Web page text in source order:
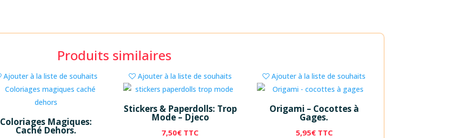
Produits similaires
Ajouter à la liste de souhaits
Coloriages Magiques:
Caché Dehors.
Ajouter à la liste de souhaits
Stickers & Paperdolls: Trop
Mode – Djeco
7,50€ TTC
Ajouter à la liste de souhaits
Origami – Cocottes à
Gages.
5,95€ TTC